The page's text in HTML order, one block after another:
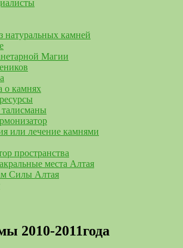
натуральных камней
Магии
о камнях
или лечение камнями
пространства
места Алтая
Силы Алтая
2010-2011года